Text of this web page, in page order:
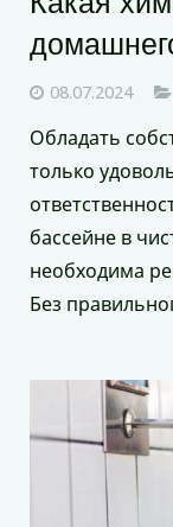
08.07.2024
Обладать
только
бассейне в
необходима
Без